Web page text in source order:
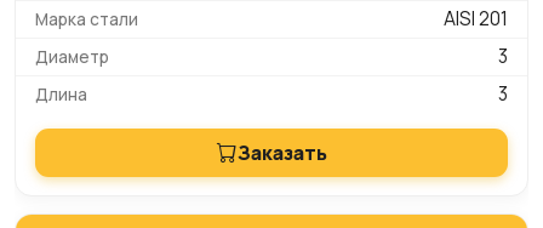
AISI 201
3
3
Заказать